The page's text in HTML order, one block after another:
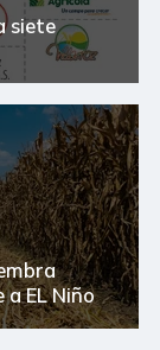
siete
EL Niño